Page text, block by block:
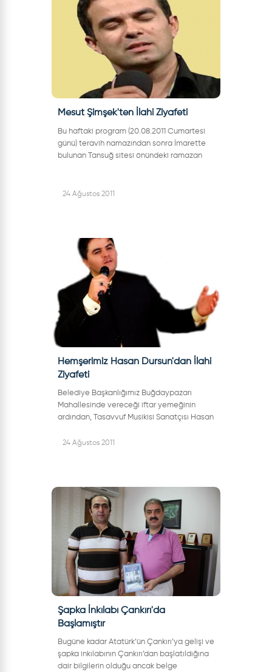
Mesut Şimşek'ten İlahi Ziyafeti
Bu haftaki program (20.08.2011 Cumartesi
günü) teravih namazından sonra İmarette
bulunan Tansuğ sitesi önündeki ramazan
24 Ağustos 2011
Hemşerimiz Hasan Dursun'dan İlahi
Ziyafeti
Belediye Başkanlığımız Buğdaypazarı
Mahallesinde vereceği iftar yemeğinin
ardından, Tasavvuf Musikisi Sanatçısı Hasan
Orta’lı olan Hasan Dursun, dilden...
24 Ağustos 2011
Şapka İnkılabı Çankırı'da
Başlamıştır
Bugüne kadar Atatürk’ün Çankırı’ya gelişi ve
şapka inkılabının Çankırı’dan başlatıldığına
dair bilgilerin olduğu ancak belge